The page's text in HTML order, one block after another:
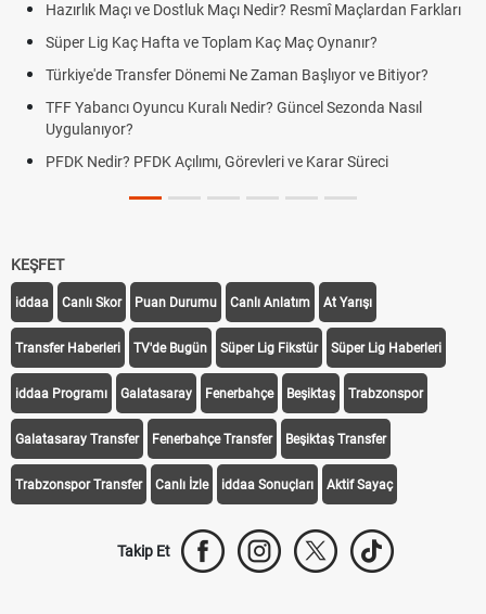
Maçlardan Farkları
Oynanır?
ve Bitiyor?
Sezonda Nasıl
Karar Süreci
Puan Durumunda AG, OM ve Diğer
Skor Ne Demek? Sporda Skor ve Sonuç
Futbol Nasıl Oynanır? Temel Futbol
Deplasman Golü Kuralı Nedir? Hangi
DGS Sonuçları Ne Zaman Açıklanacak
KEŞFET
iddaa Canlı Skor Puan Durumu Canlı Anlatım At Yarışı
Transfer Haberleri TV'de Bugün Süper Lig Fikstür Süper Lig Haberleri
iddaa Programı Galatasaray Fenerbahçe Beşiktaş Trabzonspor
Galatasaray Transfer Fenerbahçe Transfer Beşiktaş Transfer
Trabzonspor Transfer Canlı İzle iddaa Sonuçları Aktif Sayaç